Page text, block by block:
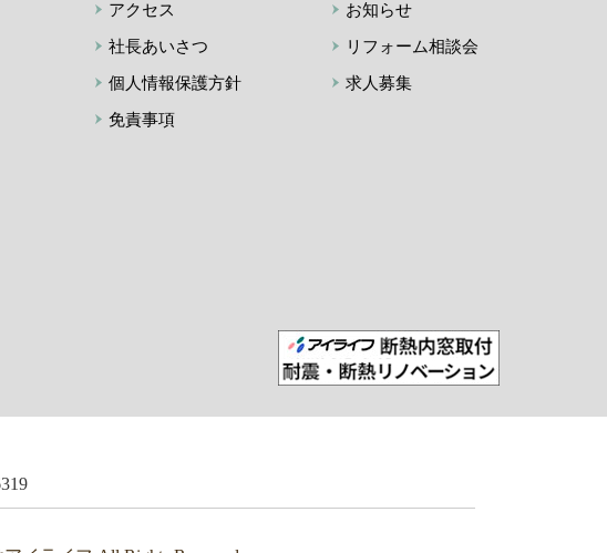
アクセス
社長あいさつ
個人情報保護方針
免責事項
お知らせ
リフォーム相談会
求人募集